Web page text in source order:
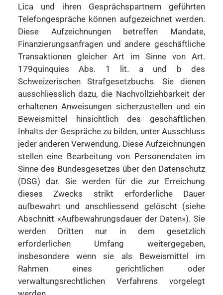
Lica und ihren Gesprächspartnern geführten
Telefongespräche können aufgezeichnet werden.
Diese Aufzeichnungen betreffen Mandate,
Finanzierungsanfragen und andere geschäftliche
Transaktionen gleicher Art im Sinne von Art.
179quinquies Abs. 1 lit. a und b des
Schweizerischen Strafgesetzbuchs. Sie dienen
ausschliesslich dazu, die Nachvollziehbarkeit der
erhaltenen Anweisungen sicherzustellen und ein
Beweismittel hinsichtlich des geschäftlichen
Inhalts der Gespräche zu bilden, unter Ausschluss
jeder anderen Verwendung. Diese Aufzeichnungen
stellen eine Bearbeitung von Personendaten im
Sinne des Bundesgesetzes über den Datenschutz
(DSG) dar. Sie werden für die zur Erreichung
dieses Zwecks strikt erforderliche Dauer
aufbewahrt und anschliessend gelöscht (siehe
Abschnitt «Aufbewahrungsdauer der Daten»). Sie
werden Dritten nur in dem gesetzlich
erforderlichen Umfang weitergegeben,
insbesondere wenn sie als Beweismittel im
Rahmen eines gerichtlichen oder
verwaltungsrechtlichen Verfahrens vorgelegt